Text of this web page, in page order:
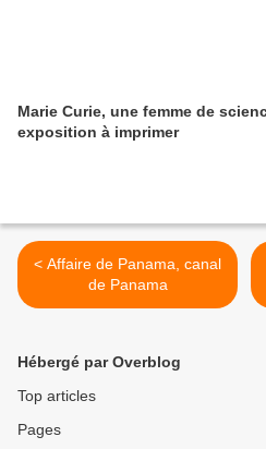
Marie Curie, une femme de
exposition à imprimer
< Affaire de Panama, canal
de Panama
Hébergé par Overblog
Top articles
Pages